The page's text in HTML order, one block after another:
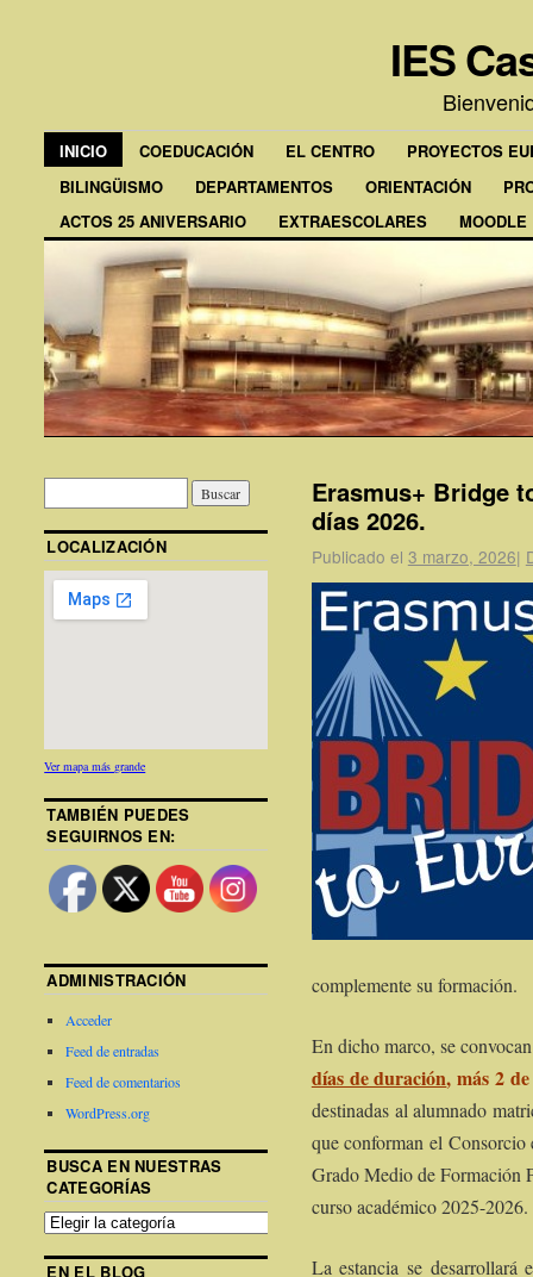
IES
INICIO COEDUCACIÓN EL CENTRO
PROYECTOS
BILINGÜISMO
DEPARTAMENTOS ORIENTACIÓN
ACTOS 25 ANIVERSARIO
EXTRAESCOLARES MOODLE
Erasmus+ Bridge
días 2026.
Publicado el 3 marzo, 2026|
complemente su formación.
En dicho marco, se
días de duración, más 2
destinadas al alumnado
que conforman el
Grado Medio de Formación
curso académico 2025-2026.
La estancia se desarrollará
LOCALIZACIÓN
Ver mapa más grande
TAMBIÉN PUEDES
SEGUIRNOS EN:
ADMINISTRACIÓN
Acceder
Feed de entradas
Feed de comentarios
WordPress.org
BUSCA EN NUESTRAS
CATEGORÍAS
EN EL BLOG